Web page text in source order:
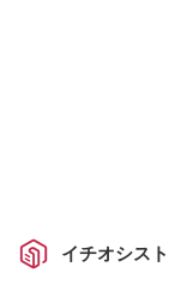
イチオシスト